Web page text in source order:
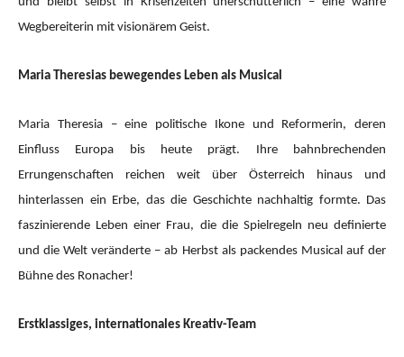
Wegbereiterin mit visionärem Geist.
Maria Theresias bewegendes Leben als Musical
Maria Theresia – eine politische Ikone und Reformerin, deren
Einfluss Europa bis heute prägt. Ihre bahnbrechenden
Errungenschaften reichen weit über Österreich hinaus und
hinterlassen ein Erbe, das die Geschichte nachhaltig formte. Das
faszinierende Leben einer Frau, die die Spielregeln neu definierte
und die Welt veränderte – ab Herbst als packendes Musical auf der
Bühne des Ronacher!
Erstklassiges, internationales Kreativ-Team